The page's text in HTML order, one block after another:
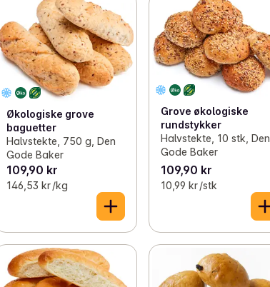
Økologiske grove
baguetter
Halvstekte, 750 g, Den
Gode Baker
109,90 kr
146,53 kr /kg
Grove økologiske
rundstykker
Halvstekte, 10 stk, Den
Gode Baker
109,90 kr
10,99 kr /stk